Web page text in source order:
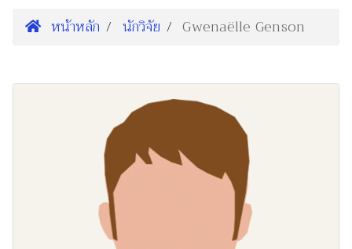
หน้าหลัก นักวิจัย Gwenaëlle Genson